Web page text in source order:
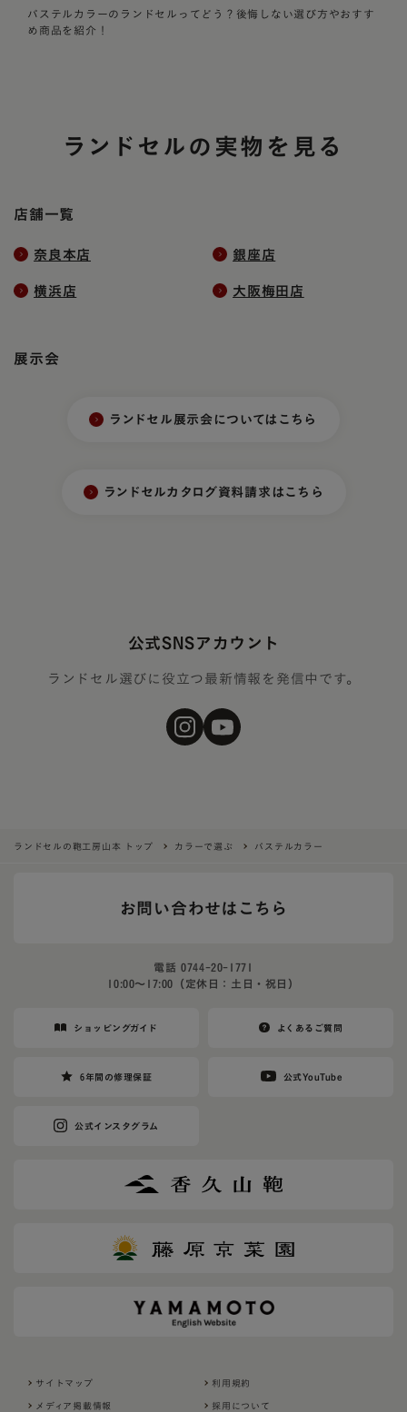
パステルカラーのランドセルってどう？後悔しない選び方やおすす
め商品を紹介！
ランドセルの実物を見る
店舗一覧
奈良本店 銀座店
横浜店 大阪梅田店
展示会
ランドセル展示会についてはこちら
ランドセルカタログ資料請求はこちら
公式SNSアカウント
ランドセル選びに役立つ最新情報を発信中です。
ランドセルの鞄工房山本 トップ カラーで選ぶ パステルカラー
お問い合わせはこちら
電話0744-20-1771
10:00〜17:00（定休日：土日・祝日）
ショッピングガイド よくあるご質問
6年間の修理保証 公式YouTube
公式インスタグラム
サイトマップ 利用規約
メディア掲載情報 採用について